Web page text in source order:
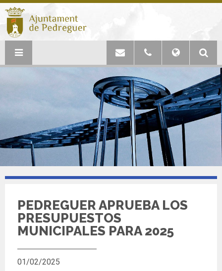
PEDREGUER APRUEBA LOS
PRESUPUESTOS
MUNICIPALES PARA 2025
01/02/2025